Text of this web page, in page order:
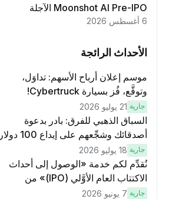
Moonshot AI Pre-IPO الآجلة
الأحداث الرائجة
موسم إعلان أرباح الأسهم: تداوَل،
وتوقَّع، فُز بسيارة Cybertruck!
جارية 21 يوليو 2026
السباق الذهبي للفرق: بادر بدعوة
أصدقائك وشجِّعهم على إيداع 100 دولار
لكسَب مكافآت مُضاعَفة
جارية 18 يوليو 2026
نُقدِّم لكم خدمة «الوصول إلى أحداث
الاكتتاب العام الأوَّلي (IPO)» من
Bybit، بوابتك للوصول المبكر إلى فرص
جارية 7 يونيو 2026